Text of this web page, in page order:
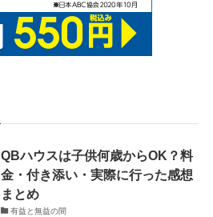
QBハウスは子供何歳からOK？料
金・付き添い・実際に行った感想
まとめ
有益と無益の間